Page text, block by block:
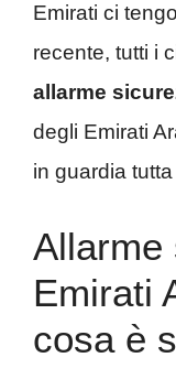
Emirati ci
recente, tutti i
allarme
degli Emirati
in guardia
Allarme
Emirati
cosa è